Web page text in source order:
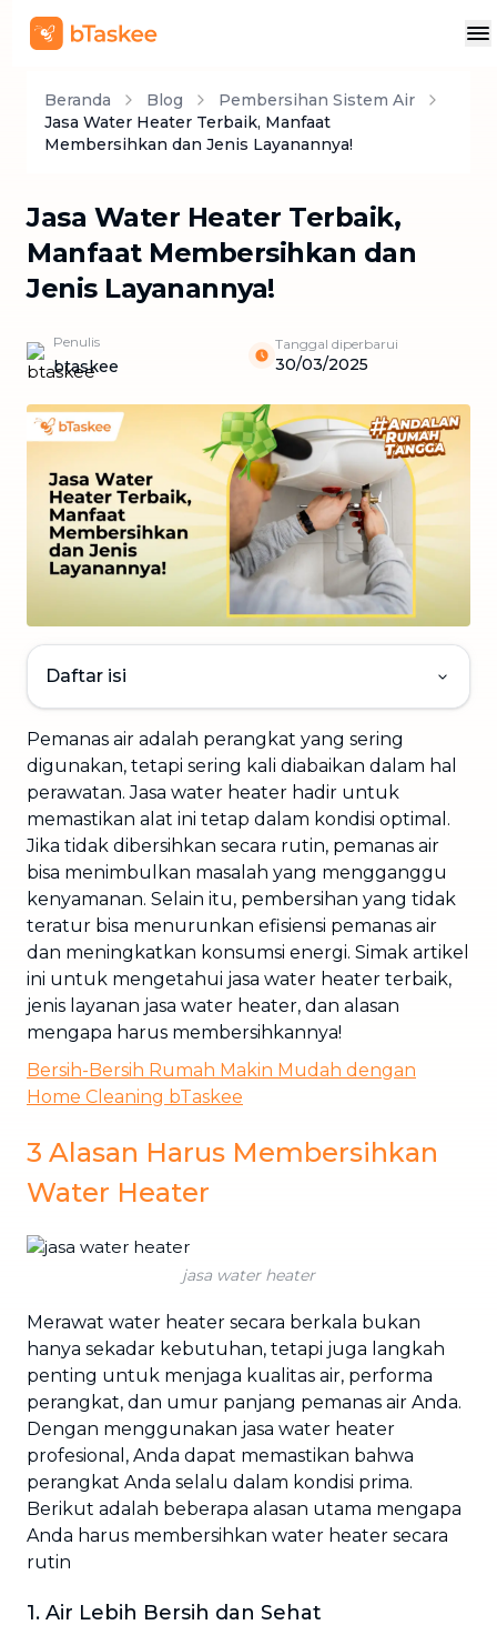
Beranda Blog
Pembersihan Sistem Air
Jasa Water Heater Terbaik, Manfaat
Membersihkan dan Jenis Layanannya!
Jasa Water Heater Terbaik,
Manfaat Membersihkan dan
Jenis Layanannya!
Penulis
btaskee
Tanggal diperbarui
30/03/2025
Daftar isi
Pemanas air adalah perangkat yang sering
digunakan, tetapi sering kali diabaikan dalam hal
perawatan. Jasa water heater hadir untuk
memastikan alat ini tetap dalam kondisi optimal.
Jika tidak dibersihkan secara rutin, pemanas air
bisa menimbulkan masalah yang mengganggu
kenyamanan. Selain itu, pembersihan yang tidak
teratur bisa menurunkan efisiensi pemanas air
dan meningkatkan konsumsi energi. Simak artikel
ini untuk mengetahui jasa water heater terbaik,
jenis layanan jasa water heater, dan alasan
mengapa harus membersihkannya!
Bersih-Bersih Rumah Makin Mudah dengan
Home Cleaning bTaskee
3 Alasan Harus Membersihkan
Water Heater
jasa water heater
Merawat water heater secara berkala bukan
hanya sekadar kebutuhan, tetapi juga langkah
penting untuk menjaga kualitas air, performa
perangkat, dan umur panjang pemanas air Anda.
Dengan menggunakan jasa water heater
profesional, Anda dapat memastikan bahwa
perangkat Anda selalu dalam kondisi prima.
Berikut adalah beberapa alasan utama mengapa
Anda harus membersihkan water heater secara
rutin
1. Air Lebih Bersih dan Sehat